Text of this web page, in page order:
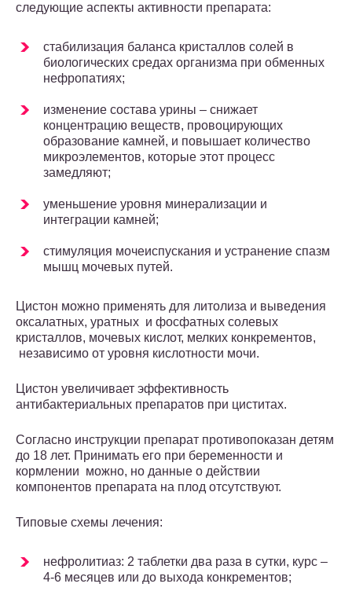
следующие аспекты активности препарата:
стабилизация баланса кристаллов солей в
биологических средах организма при обменных
нефропатиях;
изменение состава урины – снижает
концентрацию веществ, провоцирующих
образование камней, и повышает количество
микроэлементов, которые этот процесс
замедляют;
уменьшение уровня минерализации и
интеграции камней;
стимуляция мочеиспускания и устранение спазм
мышц мочевых путей.
Цистон можно применять для литолиза и выведения
оксалатных, уратных и фосфатных солевых
кристаллов, мочевых кислот, мелких конкрементов,
независимо от уровня кислотности мочи.
Цистон увеличивает эффективность
антибактериальных препаратов при циститах.
Согласно инструкции препарат противопоказан детям
до 18 лет. Принимать его при беременности и
кормлении можно, но данные о действии
компонентов препарата на плод отсутствуют.
Типовые схемы лечения:
нефролитиаз: 2 таблетки два раза в сутки, курс –
4-6 месяцев или до выхода конкрементов;